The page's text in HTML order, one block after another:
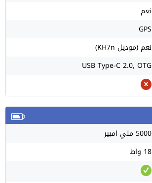
نعم
GPS
نعم (موديل KH7n)
USB Type-C 2.0, OTG
5000 ملي امبير
18 واط